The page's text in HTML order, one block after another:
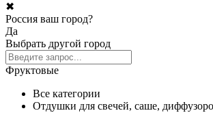
✖
Россия ваш город?
Да
Выбрать другой город
Фруктовые
Все категории
Отдушки для свечей, саше,